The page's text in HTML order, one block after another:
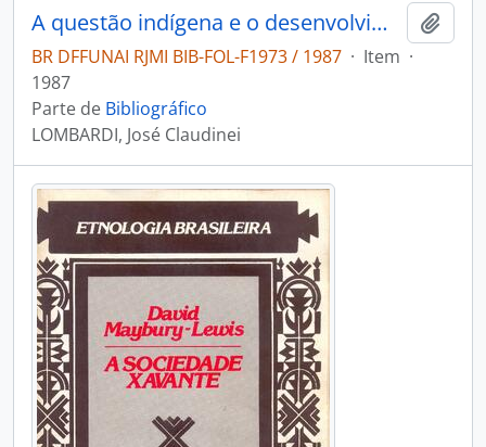
A questão indígena e o desenvolvimento do capitalismo no Brasil: (estudo da Experiência Xavante com o mundo dos Branco desde a economia colonial à Mercantil-Escravista Nacional. Séc XIX).
BR DFFUNAI RJMI BIB-FOL-F1973 / 1987 · Item ·
1987
Parte de Bibliográfico
LOMBARDI, José Claudinei